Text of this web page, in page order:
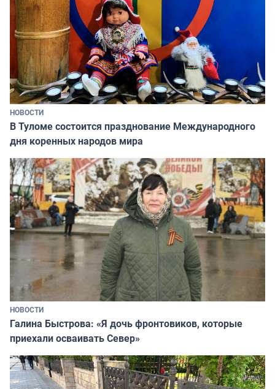
НОВОСТИ
В Туломе состоится празднование Международного
дня коренных народов мира
НОВОСТИ
Галина Быстрова: «Я дочь фронтовиков, которые
приехали осваивать Север»